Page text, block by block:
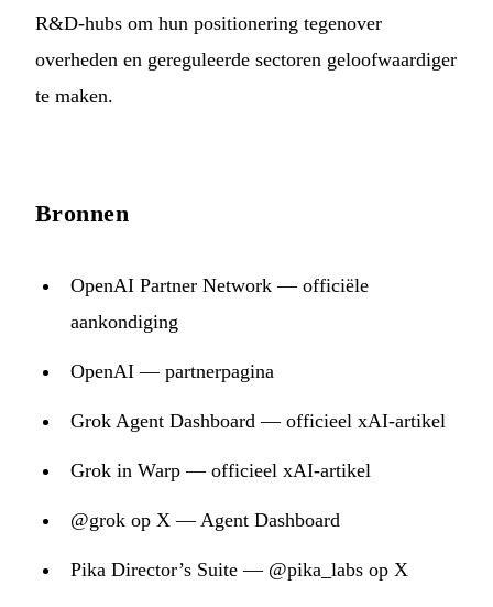
R&D-hubs om hun positionering tegenover
overheden en gereguleerde sectoren geloofwaardiger
te maken.
Bronnen
OpenAI Partner Network — officiële
aankondiging
OpenAI — partnerpagina
Grok Agent Dashboard — officieel xAI-artikel
Grok in Warp — officieel xAI-artikel
@grok op X — Agent Dashboard
Pika Director’s Suite — @pika_labs op X